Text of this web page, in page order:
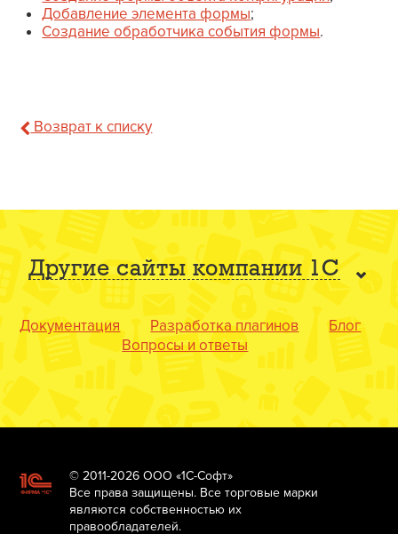
Добавление элемента формы;
Создание обработчика события формы.
Возврат к списку
Другие сайты компании 1С
Документация Разработка плагинов
Блог
Вопросы и ответы
© 2011-2026 ООО «1С-Софт»
Все права защищены. Все торговые марки
являются собственностью их
правообладателей.